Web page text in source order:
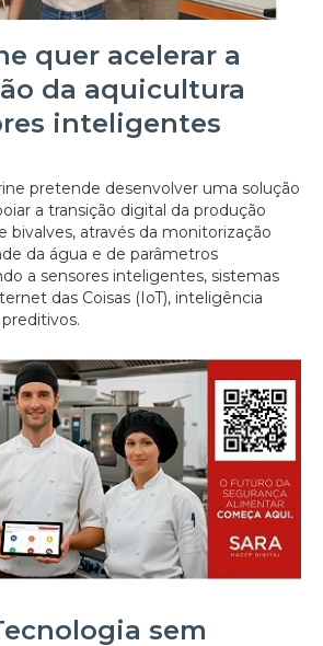
quer acelerar a
da aquicultura
inteligentes
pretende desenvolver uma solução
a transição digital da produção
bivalves, através da monitorização
da água e de parâmetros
a sensores inteligentes, sistemas
das Coisas (IoT), inteligência
sem